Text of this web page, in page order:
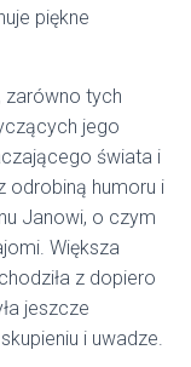
piękne
zarówno tych
jego
świata i
odrobiną humoru i
Janowi, o czym
Większa
z dopiero
jeszcze
i uwadze.